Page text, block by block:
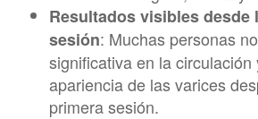
Resultados visibles desde
sesión: Muchas personas
significativa en la circulación
apariencia de las varices
primera sesión.